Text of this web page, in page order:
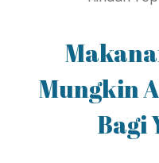
Mungkin
Bagi